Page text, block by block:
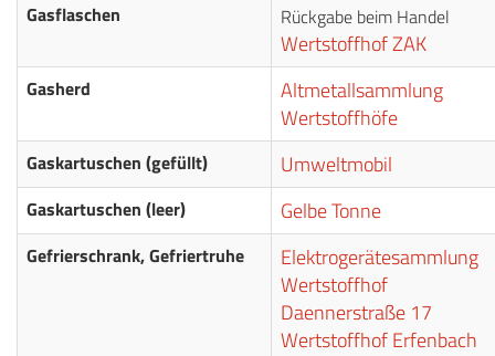
Gasflaschen Rückgabe beim Handel
Wertstoffhof ZAK
Gasherd
Altmetallsammlung
Wertstoffhöfe
Gaskartuschen (gefüllt) Umweltmobil
Gaskartuschen (leer) Gelbe Tonne
Gefrierschrank, Gefriertruhe
Elektrogerätesammlung
Wertstoffhof
Daennerstraße 17
Wertstoffhof Erfenbach